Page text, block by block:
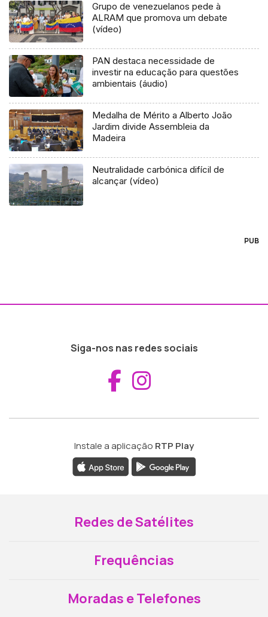
Grupo de venezuelanos pede à
ALRAM que promova um debate
(vídeo)
PAN destaca necessidade de
investir na educação para questões
ambientais (áudio)
Medalha de Mérito a Alberto João
Jardim divide Assembleia da
Madeira
Neutralidade carbónica difícil de
alcançar (vídeo)
PUB
Siga-nos nas redes sociais
Aceder ao
Instale a aplicação RTP Play
Redes de Satélites
Frequências
Moradas e Telefones